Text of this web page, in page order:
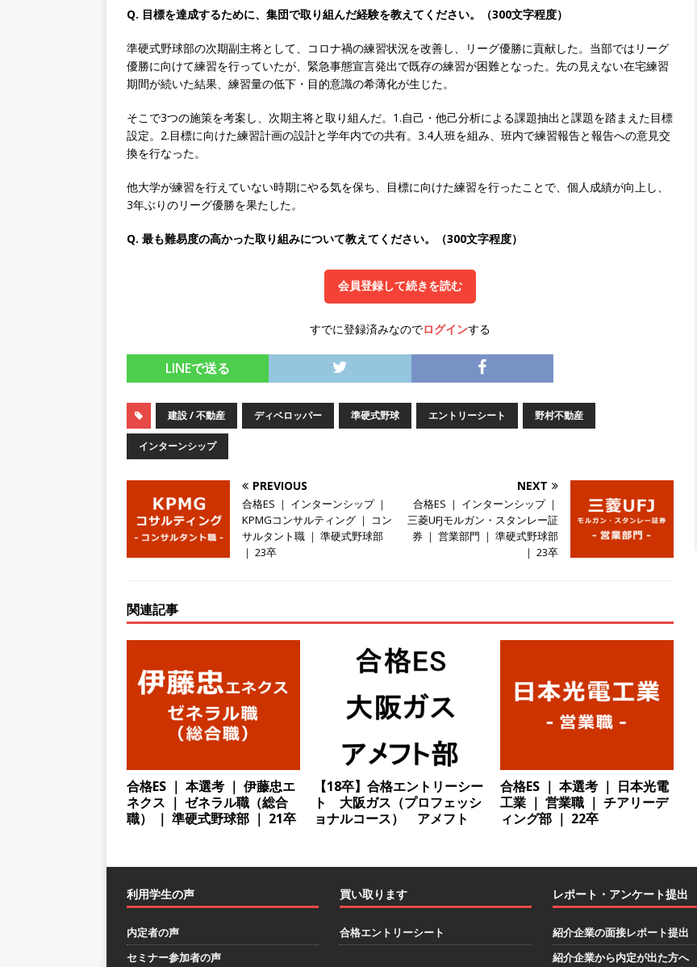
ビス機関 ｜ BtoBtoCの代理店営業 ｜ 20代で年収1,000万円目指せる ｜ 賞与年4回・年間休日120
日以上 ｜ ジブラルタ生命
体育会積極採用企業
[ 2026年5月14日 ] 【 28卒 】世界トップシェアの半導体技術を持つグローバルメーカー ｜ 年間休
企業
業界の知識・スキルを身に付けることが可能 ｜ データ分析のエキスパートとしてクライアントの
課題を解決 ｜ 土日祝完全休み ｜ データアナリティクスラボ
[ 2026年5月14日 ] 【 28卒 ｜ 東京勤務・転勤なし 】 食品・生鮮業界に特化した人材紹介サービ
スを提供するベンチャー企業 ｜ 設立から毎年黒字経営。売上は常に右肩上がり ｜ 未経験から営業
として成長・収入アップが目指せる環境 ｜ オイシル
[ 2026年5月13日 ]
【 28卒 ｜ トップ企業内定の登竜門!! 満足度98％のインターン 】 東京勤務・
るベンチャー企業 ｜ 新卒2年目で1,000万円越え目指せる!! ｜ データX
[ 2026年5月13日 ] 【 28卒 ｜ 仕事の全容を知れるオープンカンパニー 】 大林グループ ｜ 全国規
模の重要施設の建設に携わるサブコン ｜ 環境保全や脱炭素社会の実現にも貢献 ｜ 初任給28万+各
[ 2026年5月13日 ]
【 28卒 ｜ 建築プロセスの一部を体験できるイベント開催 】香川・大阪勤務
｜ 四国・関東エリアで圧倒的な存在感を誇る総合建設会社（ゼネコン） ｜ 充実の福利厚生・資格
手当・資格取得支援制度あり ｜ 年間休日123日 ｜ 創立以来74年間黒字経営 ｜ 合田工務店
体育
ハウで素材から生産まで国内で唯一一貫生産する鋼材加工メーカー ｜ 幅広くマルチに活躍する人
財に成長することが可能 ｜ 住宅手当有 ｜ スチールテック
[ 2026年5月11日 ]
≪ 27卒 ｜ ES・適性検査自動合格で一次確約!! ≫ 整形外科・疼痛領域から信頼
の厚い老舗製薬メーカー ｜ 1人1人に合わせたキャリアを築ける可能性あり ｜ 年間休日127日・完
全週休2日制 ｜ 創業87年 ｜ 日本臓器製薬
≪ 27卒 ≫ 大手医薬品や食品メーカー向けに世界から輸入した生薬・漢方原材
料を提供する老舗メーカー ｜ 業界トップクラスのシェア ｜ 財務基盤の安定感バツグン ｜ 日本粉
末薬品
体育会積極採用企業
をつけられる!! ｜ 予約フォーム
お勧めイベント
【 体育会学生限定 】何から始める？就活準備まるわかりアスキヤリセミナ
お勧めイベント
【 体育会学生限定 】人事が教える後悔しない企業選びアスキヤリセミナー ｜
Q. 目標を達成するために、集団で取り組んだ経験を教えてください。（300文字程度）
準硬式野球部の次期副主将として、コロナ禍の練習状況を改善し、リーグ優勝に貢献した。当部ではリーグ
優勝に向けて練習を行っていたが、緊急事態宣言発出で既存の練習が困難となった。先の見えない在宅練習
期間が続いた結果、練習量の低下・目的意識の希薄化が生じた。
そこで3つの施策を考案し、次期主将と取り組んだ。1.自己・他己分析による課題抽出と課題を踏まえた目標
設定。2.目標に向けた練習計画の設計と学年内での共有。3.4人班を組み、班内で練習報告と報告への意見交
換を行なった。
他大学が練習を行えていない時期にやる気を保ち、目標に向けた練習を行ったことで、個人成績が向上し、
3年ぶりのリーグ優勝を果たした。
Q. 最も難易度の高かった取り組みについて教えてください。（300文字程度）
会員登録して続きを読む
すでに登録済みなのでログインする
LINEで送る
建設 / 不動産 ディベロッパー 準硬式野球 エントリーシート 野村不動産
インターンシップ
PREVIOUS
合格ES ｜ インターンシップ ｜
KPMGコンサルティング ｜ コン
サルタント職 ｜ 準硬式野球部
｜ 23卒
NEXT
合格ES ｜ インターンシップ ｜
三菱UFJモルガン・スタンレー証
券 ｜ 営業部門 ｜ 準硬式野球部
｜ 23卒
関連記事
合格ES ｜ 本選考 ｜ 伊藤忠エ
ネクス ｜ ゼネラル職（総合
職） ｜ 準硬式野球部 ｜ 21卒
【18卒】合格エントリーシー
ト 大阪ガス（プロフェッシ
ョナルコース） アメフト
合格ES ｜ 本選考 ｜ 日本光電
工業 ｜ 営業職 ｜ チアリーデ
ィング部 ｜ 22卒
利用学生の声
内定者の声
セミナー参加者の声
買い取ります
合格エントリーシート
レポート・アンケート提出
紹介企業の面接レポート提出
紹介企業から内定が出た方へ